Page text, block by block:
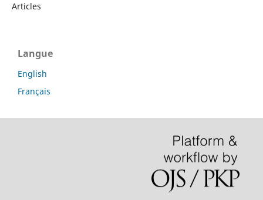
Articles
Langue
English
Français